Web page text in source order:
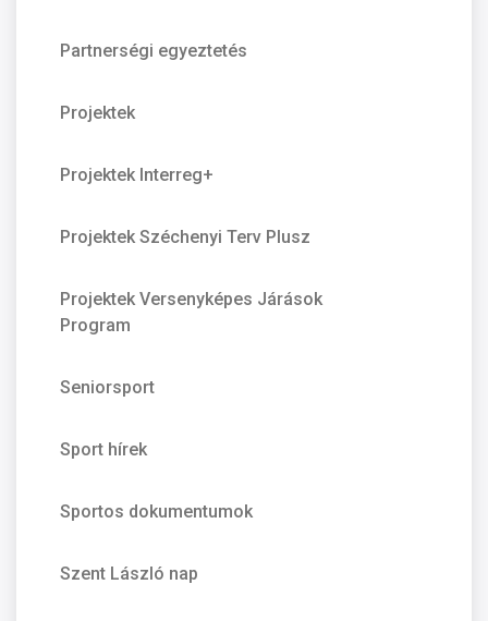
Partnerségi egyeztetés
Projektek
Projektek Interreg+
Projektek Széchenyi Terv Plusz
Projektek Versenyképes Járások
Program
Seniorsport
Sport hírek
Sportos dokumentumok
Szent László nap